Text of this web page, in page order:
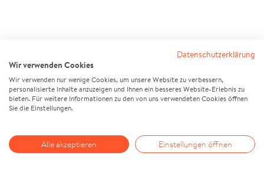
Datenschutzerklärung
Wir verwenden Cookies
Wir verwenden nur wenige Cookies, um unsere Website zu verbessern,
personalisierte Inhalte anzuzeigen und Ihnen ein besseres Website-Erlebnis zu
bieten. Für weitere Informationen zu den von uns verwendeten Cookies öffnen
Sie die Einstellungen.
Alle akzeptieren Einstellungen öffnen